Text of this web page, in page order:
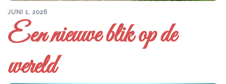
JUNI 1, 2026
Een nieuwe blik op de
wereld